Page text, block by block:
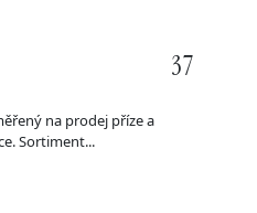
37
na prodej příze a
Sortiment...